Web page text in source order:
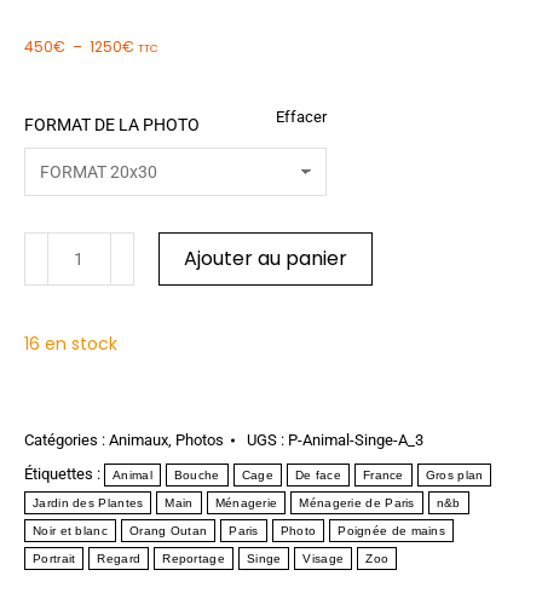
450€ – 1250€ TTC
FORMAT DE LA PHOTO Effacer
Ajouter au panier
16 en stock
Catégories : Animaux, Photos UGS : P-Animal-Singe-A_3
Étiquettes :
Animal Bouche Cage De face France Gros plan
Jardin des Plantes Main Ménagerie Ménagerie de Paris n&b
Noir et blanc Orang Outan Paris Photo Poignée de mains
Portrait Regard Reportage Singe Visage Zoo